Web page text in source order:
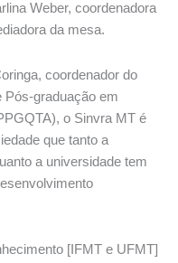
Weber, coordenadora
da mesa.
coordenador do
Pós-graduação em
o Sinvra MT é
que tanto a
a universidade tem
[IFMT e UFMT]